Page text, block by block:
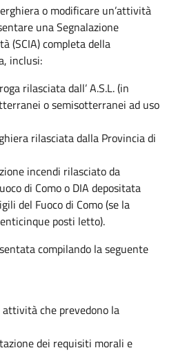
o modificare un’attività
una Segnalazione
(SCIA) completa della
inclusi:
rilasciata dall’ A.S.L. (in
o semisotterranei ad uso
rilasciata dalla Provincia di
incendi rilasciato da
di Como o DIA depositata
del Fuoco di Como (se la
posti letto).
compilando la seguente
attività che prevedono la
dei requisiti morali e